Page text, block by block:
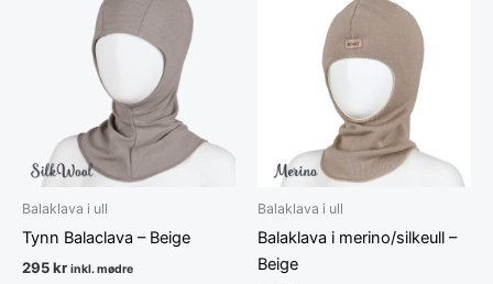
Balaklava i ull
Tynn Balaclava – Beige
295kr inkl. mødre
produktet
har
flere
varianter.
Alternativene
kan
velges
Balaklava i ull
Balaklava i merino/silkeull –
Beige
produktet
har
flere
varianter.
kan
velges